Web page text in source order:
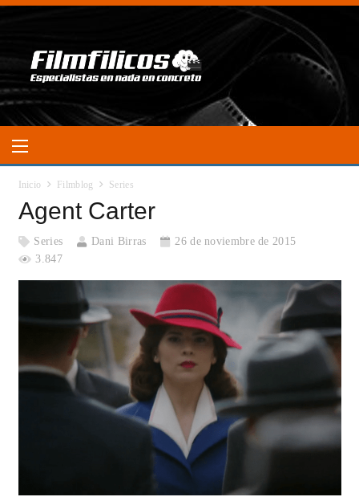
Inicio Filmblog Series
Agent Carter
Series Dani Birras
26 de noviembre de 2015
3.847